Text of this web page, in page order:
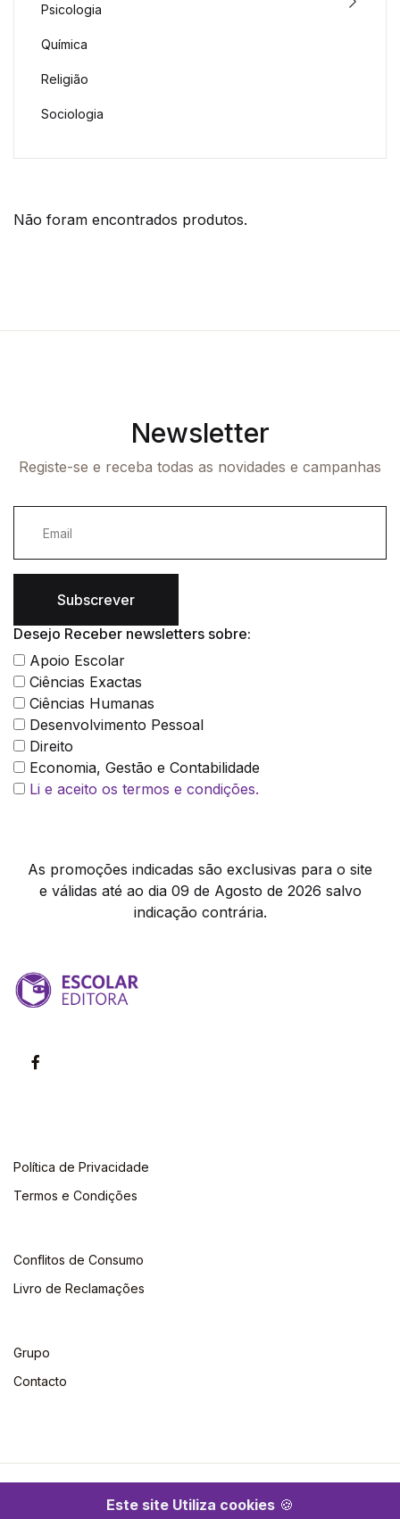
Este site Utiliza cookies 🍪
Não foram encontrados produtos.
Psicologia
Química
Religião
Sociologia
Newsletter
Registe-se e receba todas as novidades e campanhas
Subscrever
Desejo Receber newsletters sobre:
Apoio Escolar
Ciências Exactas
Ciências Humanas
Desenvolvimento Pessoal
Direito
Economia, Gestão e Contabilidade
Li e aceito os termos e condições.
As promoções indicadas são exclusivas para o site
e válidas até ao dia 09 de Agosto de 2026 salvo
indicação contrária.
Política de Privacidade
Termos e Condições
Conflitos de Consumo
Livro de Reclamações
Grupo
Contacto
©2026 Escolar. Todos os direitos reservados